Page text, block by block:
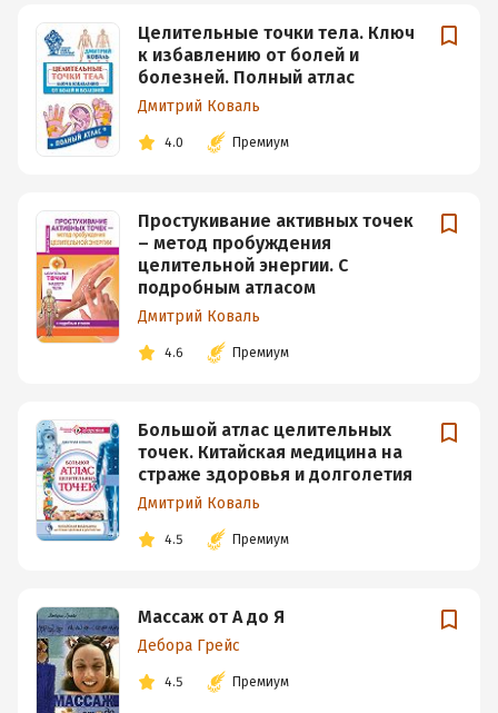
Целительные точки тела. Ключ
к избавлению от болей и
болезней. Полный атлас
Дмитрий Коваль
4.0 Премиум
Простукивание активных точек
– метод пробуждения
целительной энергии. С
подробным атласом
Дмитрий Коваль
4.6 Премиум
Большой атлас целительных
точек. Китайская медицина на
страже здоровья и долголетия
Дмитрий Коваль
4.5 Премиум
Массаж от А до Я
Дебора Грейс
4.5 Премиум